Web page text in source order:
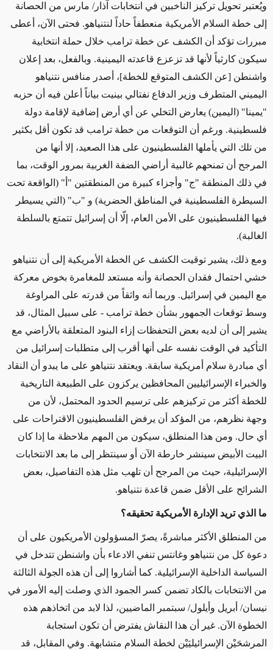
ويُعتبر تحويل تركيز الناخبين في انتخابات آذار/ مارس من الحصانة
إلى خطة السلام الأمريكية منعطفاً حاداً لنتنياهو. فحتى الآن، أعطى
مبررات تؤكد أن الكشف عن خطة ترامب خلال حملة انتخابية
سيكون كارثياً لأنها قد تزعزع قاعدته اليمينية. وبالفعل، بعد إعلان
واشنطن [عن الكشف المتوقع للخطة]، أصدر منافس نتنياهو
اليميني المتطرف وزير الدفاع نفتالي بينيت بياناً أعلن فيه أن حزبه
"يمينا" (اليمين) يعارض التخلي عن أي أرض إضافية لإقامة دولة
فلسطينية. ورغم أن التوقعات من خطة ترامب قد تكون أقل بكثير
من تلك التي يأملها الفلسطينيون على هذا الصعيد، إلا أنها من
المرجح أن تمنحهم غالبية أراضي الضفة الغربية بمرور الوقت، بما
في ذلك المنطقة "ج" وأجزاء كبيرة من المنطقتين "أ" (الواقعة تحت
السيطرة الفلسطينية في المناطق الحضرية) و "ب" (التي يسيطر
فيها الفلسطينيون على الأمن العام، إلّا أن إسرائيل تتمتع بالسلطة
الغالبة).
ومع ذلك، يشير توقيت الكشف عن الخطة الأمريكية إلى أن نتنياهو
خشي احتمال فقدان الحصانة وأنه مستعد للمغامرة بخوض معركة
مع اليمين في إسرائيل. وربما أنه واثقاً من قدرته على المراوغة
وسط توقعات الجمهور بشأن خطة ترامب - على سبيل المثال، قد
يشير إلى أن لديه بعض التحفظات إزاء البنود المتعلقة بالأراضي مع
التأكيد في الوقت نفسه على أنها أقرب إلى متطلبات إسرائيل من
أي مبادرة سلام أمريكية سابقة. ويعتقد نتنياهو على ما يبدو أن النقاد
والخبراء الإسرائيليين المحافظين يركزون على الطبيعة التاريخية
للخطة أكثر من تركيزهم على ترسيم الحدود المحتمل، لأن من
وجهة نظرهم، من المؤكد أن يرفض الفلسطينيون الاقتراحات على
أي حال. ومن هذا المنطلق، سيكون من المهم ملاحظة ما إذا كان
البيت الأبيض سينشر خارطة الآن أو سينتظر إلى ما بعد الانتخابات
الإسرائيلية، حيث من المرجح أن تلهب مثل هذه التفاصيل، بعض
الشرائح على الأقل ضمن قاعدة نتنياهو.
ما الذي تريد الإدارة الأمريكية تحقيقه؟
من المنطلق الأكثر مباشرةً، يصرّ المسؤولون الأمريكيون على أن
دعوة كل من نتنياهو وغانتس تنفي الادعاء بأن واشنطن تتدخل في
السياسة الداخلية الإسرائيلية. كما أشاروا إلى أن هذه الجولة الثالثة
من الانتخابات بالكاد تضمن كسر الجمود الذي وصلت إليه الأمور في
نيسان/ أبريل وأيلول/ سبتمبر الماضيين، لذا لابد من اتخاذهم هذه
الخطوة الآن. غير أن هذا النقاش يفترض أن تكون استجابة
المرشحَيْن الإسرائيليَيْن لخطة السلام متشابهة. وفي المقابل، قد